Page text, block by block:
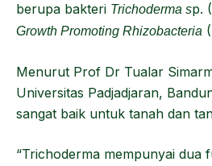
berupa bakteri Trichoderma sp.
Growth Promoting Rhizobacteria
Menurut Prof Dr Tualar
Universitas Padjadjaran,
sangat baik untuk tanah dan
“Trichoderma mempunyai dua